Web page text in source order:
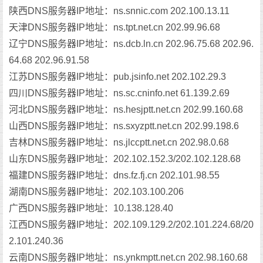
陕西DNS服务器IP地址：ns.snnic.com 202.100.13.11
天津DNS服务器IP地址：ns.tpt.net.cn 202.99.96.68
辽宁DNS服务器IP地址：ns.dcb.ln.cn 202.96.75.68 202.96.
64.68 202.96.91.58
江苏DNS服务器IP地址：pub.jsinfo.net 202.102.29.3
四川DNS服务器IP地址：ns.sc.cninfo.net 61.139.2.69
河北DNS服务器IP地址：ns.hesjptt.net.cn 202.99.160.68
山西DNS服务器IP地址：ns.sxyzptt.net.cn 202.99.198.6
吉林DNS服务器IP地址：ns.jlccptt.net.cn 202.98.0.68
山东DNS服务器IP地址：202.102.152.3/202.102.128.68
福建DNS服务器IP地址：dns.fz.fj.cn 202.101.98.55
湖南DNS服务器IP地址：202.103.100.206
广西DNS服务器IP地址：10.138.128.40
江西DNS服务器IP地址：202.109.129.2/202.101.224.68/20
2.101.240.36
云南DNS服务器IP地址：ns.ynkmptt.net.cn 202.98.160.68